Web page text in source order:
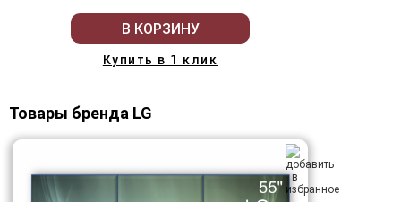
В КОРЗИНУ
Купить в 1 клик
Товары бренда LG